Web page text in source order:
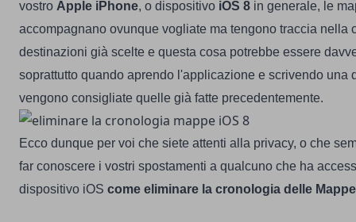
vostro Apple iPhone, o dispositivo iOS 8 in generale, le
accompagnano ovunque vogliate ma tengono traccia nella
destinazioni già scelte e questa cosa potrebbe essere
soprattutto quando aprendo l'applicazione e scrivendo una
vengono consigliate quelle già fatte precedentemente.
Ecco dunque per voi che siete attenti alla privacy, o che
far conoscere i vostri spostamenti a qualcuno che ha
dispositivo iOS come eliminare la cronologia delle